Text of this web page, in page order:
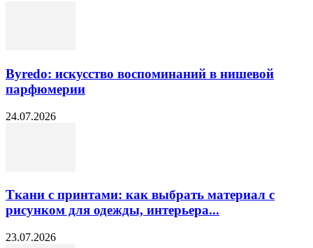
Byredo: искусство воспоминаний в нишевой
парфюмерии
24.07.2026
Ткани с принтами: как выбрать материал с
рисунком для одежды, интерьера...
23.07.2026